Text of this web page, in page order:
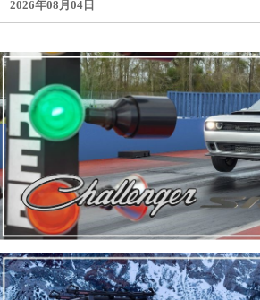
2026年08月04日